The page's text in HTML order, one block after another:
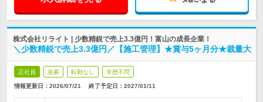
株式会社リライト | 少数精鋭で売上3.3億円！富山の成長企業！
＼少数精鋭で売上3.3億円／【施工管理】★賞与5ヶ月分★裁量大
正社員 急募 転勤なし 学歴不問
情報更新日：2026/07/21 終了予定日： 2027/01/11